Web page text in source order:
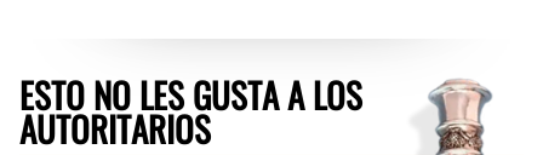
ESTO NO LES GUSTA A LOS
AUTORITARIOS